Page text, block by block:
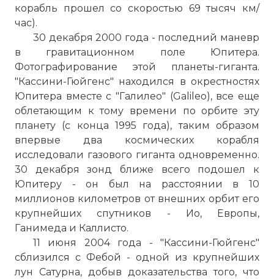
корабль прошел со скоростью 69 тысяч км/
час).
30 декабря 2000 года - последний маневр
в гравитационном поле Юпитера.
Фотографирование этой планеты-гиганта.
"Кассини-Гюйгенс" находился в окрестностях
Юпитера вместе с "Галилео" (Galileo), все еще
облетающим к тому времени по орбите эту
планету (с конца 1995 года), таким образом
впервые два космических корабля
исследовали газового гиганта одновременно.
30 декабря зонд ближе всего подошел к
Юпитеру - он был на расстоянии в 10
миллионов километров от внешних орбит его
крупнейших спутников - Ио, Европы,
Ганимеда и Каллисто.
11 июня 2004 года - "Кассини-Гюйгенс"
сблизился с Фебой - одной из крупнейших
лун Сатурна, добыв доказательства того, что